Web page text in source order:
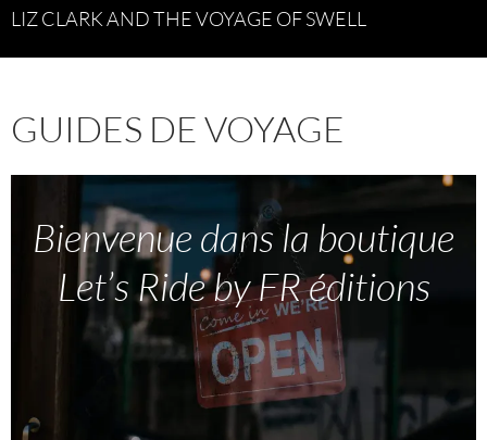
LIZ CLARK AND THE VOYAGE OF SWELL
GUIDES DE VOYAGE
Bienvenue dans la boutique
Let’s Ride by FR éditions